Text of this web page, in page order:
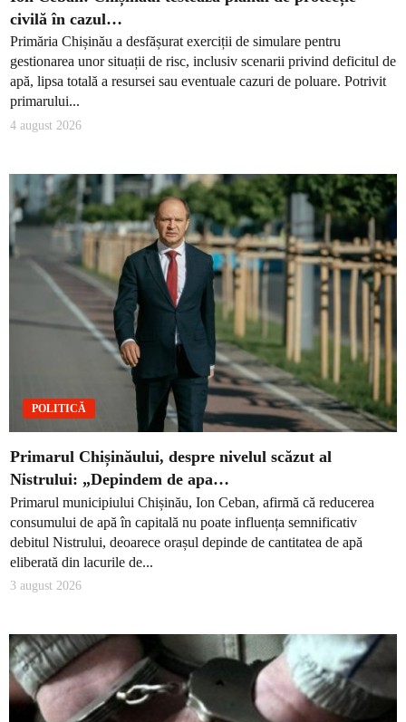
civilă în cazul…
Primăria Chișinău a desfășurat exerciții de simulare pentru
gestionarea unor situații de risc, inclusiv scenarii privind deficitul de
apă, lipsa totală a resursei sau eventuale cazuri de poluare. Potrivit
primarului...
4 august 2026
POLITICĂ
Primarul Chișinăului, despre nivelul scăzut al
Nistrului: „Depindem de apa…
Primarul municipiului Chișinău, Ion Ceban, afirmă că reducerea
consumului de apă în capitală nu poate influența semnificativ
debitul Nistrului, deoarece orașul depinde de cantitatea de apă
eliberată din lacurile de...
3 august 2026